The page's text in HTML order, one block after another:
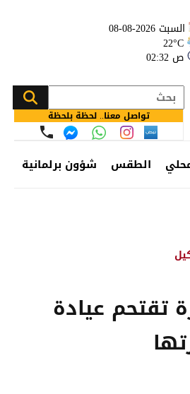
السبت 2026-08-08
22°C
02:32 ص
تواصل معنا.. لحظة بلحظة
الطقس شؤون برلمانية
تقتحم عيادة